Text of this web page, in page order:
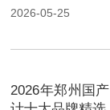
2026-05-25
2026年郑州国